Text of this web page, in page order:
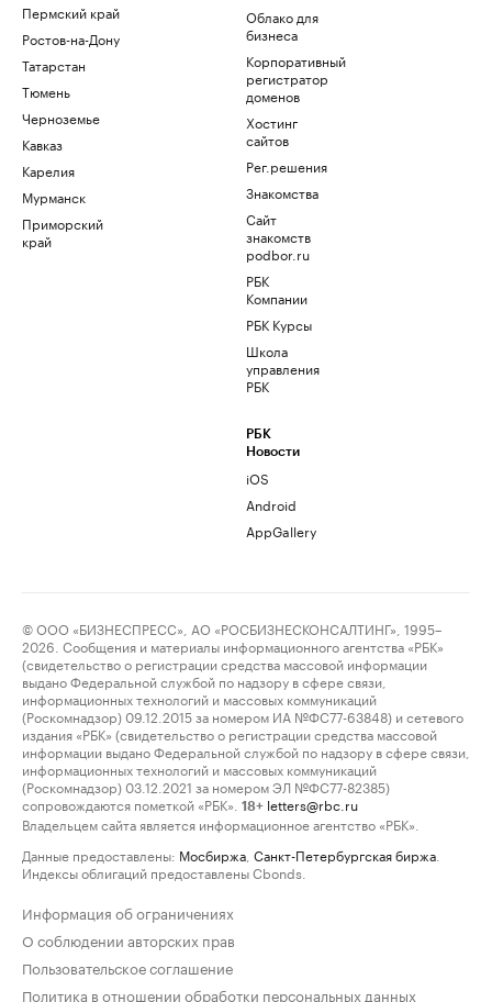
Пермский край
Ростов-на-Дону
Татарстан
Тюмень
Черноземье
Кавказ
Карелия
Мурманск
Приморский
край
Облако для
бизнеса
Корпоративный
регистратор
доменов
Хостинг
сайтов
Рег.решения
Знакомства
Сайт
знакомств
podbor.ru
РБК
Компании
РБК Курсы
Школа
управления
РБК
РБК
Новости
iOS
Android
AppGallery
© ООО «БИЗНЕСПРЕСС», АО «РОСБИЗНЕСКОНСАЛТИНГ», 1995–
2026. Сообщения и материалы информационного агентства «РБК»
(свидетельство о регистрации средства массовой информации
выдано Федеральной службой по надзору в сфере связи,
информационных технологий и массовых коммуникаций
(Роскомнадзор) 09.12.2015 за номером ИА №ФС77-63848) и сетевого
издания «РБК» (свидетельство о регистрации средства массовой
информации выдано Федеральной службой по надзору в сфере связи,
информационных технологий и массовых коммуникаций
(Роскомнадзор) 03.12.2021 за номером ЭЛ №ФС77-82385)
сопровождаются пометкой «РБК».
18+ letters@rbc.ru
Владельцем сайта является информационное агентство «РБК».
Данные предоставлены: Мосбиржа Санкт-Петербургская биржа
Индексы облигаций предоставлены Cbonds.
Информация об ограничениях
О соблюдении авторских прав
Пользовательское соглашение
Политика в отношении обработки персональных данных